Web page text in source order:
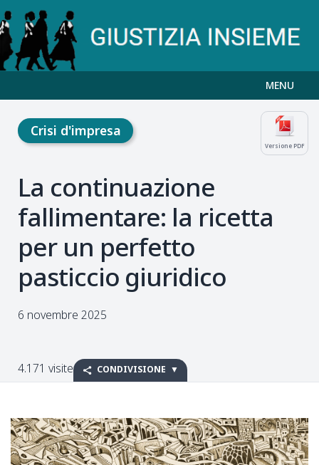
MENU
Versione PDF
Crisi d'impresa
La continuazione
fallimentare: la ricetta
per un perfetto
pasticcio giuridico
6 novembre 2025
4.171 visite CONDIVISIONE